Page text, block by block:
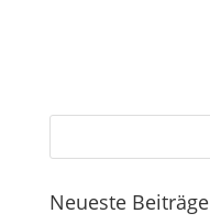
Neueste Beiträge